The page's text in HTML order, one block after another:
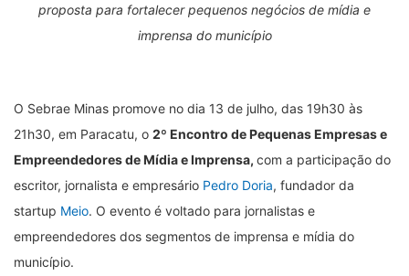
proposta para fortalecer pequenos negócios de mídia e
imprensa do município
O Sebrae Minas promove no dia 13 de julho, das 19h30 às
21h30, em Paracatu, o 2º Encontro de Pequenas Empresas e
Empreendedores de Mídia e Imprensa, com a participação do
escritor, jornalista e empresário Pedro Doria, fundador da
startup Meio. O evento é voltado para jornalistas e
empreendedores dos segmentos de imprensa e mídia do
município.